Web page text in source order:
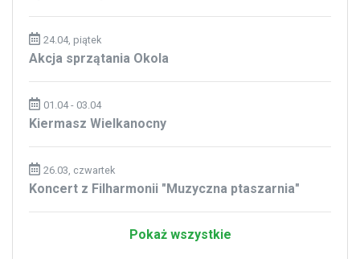
24.04, piątek
Akcja sprzątania Okola
01.04 - 03.04
Kiermasz Wielkanocny
26.03, czwartek
Koncert z Filharmonii "Muzyczna ptaszarnia"
Pokaż wszystkie